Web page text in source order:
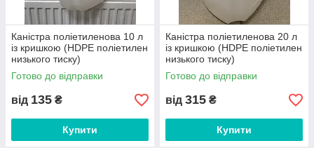
Каністра поліетиленова 10 л
із кришкою (HDPE поліетилен
низького тиску)
Готово до відправки
від 135 ₴
Купити
Каністра поліетиленова 20 л
із кришкою (HDPE поліетилен
низького тиску)
Готово до відправки
від 315 ₴
Купити